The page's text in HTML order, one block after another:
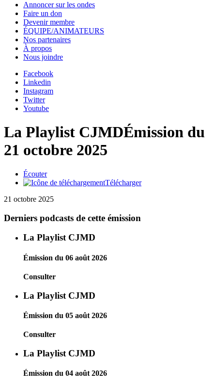
Annoncer sur les ondes
Faire un don
Devenir membre
ÉQUIPE/ANIMATEURS
Nos partenaires
À propos
Nous joindre
Facebook
Linkedin
Instagram
Twitter
Youtube
La Playlist CJMDÉmission du
21 octobre 2025
Écouter
Télécharger
21 octobre 2025
Derniers podcasts de cette émission
La Playlist CJMD
Émission du 06 août 2026
Consulter
La Playlist CJMD
Émission du 05 août 2026
Consulter
La Playlist CJMD
Émission du 04 août 2026